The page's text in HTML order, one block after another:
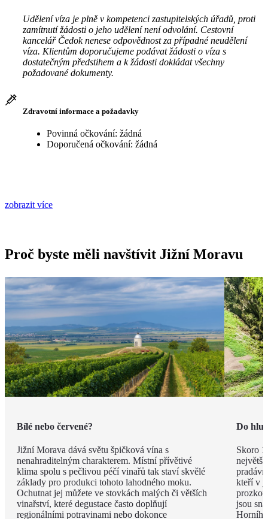
Udělení víza je plně v kompetenci zastupitelských úřadů, proti
zamítnutí žádosti o jeho udělení není odvolání. Cestovní
kancelář Čedok nenese odpovědnost za případné neudělení
víza. Klientům doporučujeme podávat žádosti o víza s
dostatečným předstihem a k žádosti dokládat všechny
požadované dokumenty.
Zdravotní informace a požadavky
Povinná očkování: žádná
Doporučená očkování: žádná
zobrazit více
Proč byste měli navštívit Jižní Moravu
Bílé nebo červené?
Jižní Morava dává světu špičková vína s
nenahraditelným charakterem. Místní přívětivé
klima spolu s pečlivou péčí vinařů tak staví skvělé
základy pro produkci tohoto lahodného moku.
Ochutnat jej můžete ve stovkách malých či větších
vinařství, které degustace často doplňují
regionálními potravinami nebo dokonce
Do
Skoro
největší
kteří v
jsou